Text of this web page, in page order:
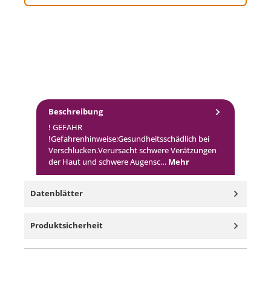
Beschreibung
! GEFAHR
!Gefahrenhinweise:Gesundheitsschädlich bei
Verschlucken.Verursacht schwere Verätzungen
der Haut und schwere Augensc… Mehr
Datenblätter
Produktsicherheit